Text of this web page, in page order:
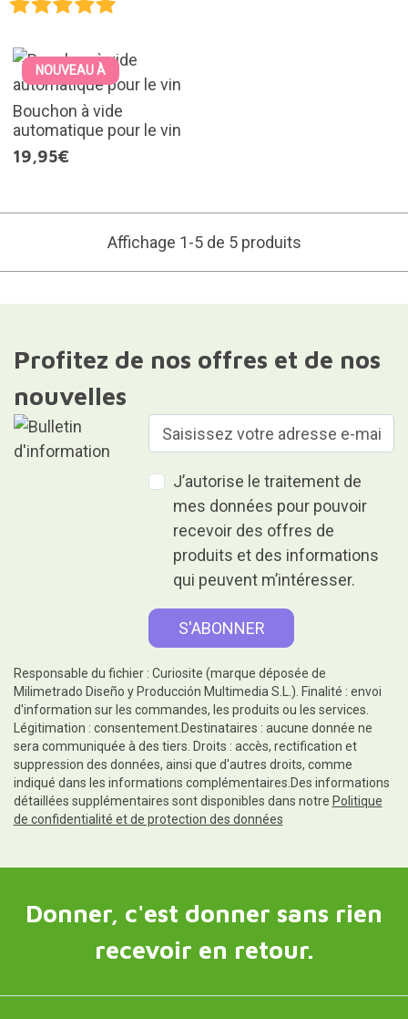
NOUVEAU À
Bouchon à vide
automatique pour le vin
19,95€
Affichage 1-5 de 5 produits
Profitez de nos offres et de nos
nouvelles
J’autorise le traitement de
mes données pour pouvoir
recevoir des offres de
produits et des informations
qui peuvent m’intéresser.
Responsable du fichier : Curiosite (marque déposée de
Milimetrado Diseño y Producción Multimedia S.L.). Finalité : envoi
d'information sur les commandes, les produits ou les services.
Légitimation : consentement.Destinataires : aucune donnée ne
sera communiquée à des tiers. Droits : accès, rectification et
suppression des données, ainsi que d'autres droits, comme
indiqué dans les informations complémentaires.Des informations
détaillées supplémentaires sont disponibles dans notre Politique
de confidentialité et de protection des données
Donner, c'est donner sans rien
recevoir en retour.